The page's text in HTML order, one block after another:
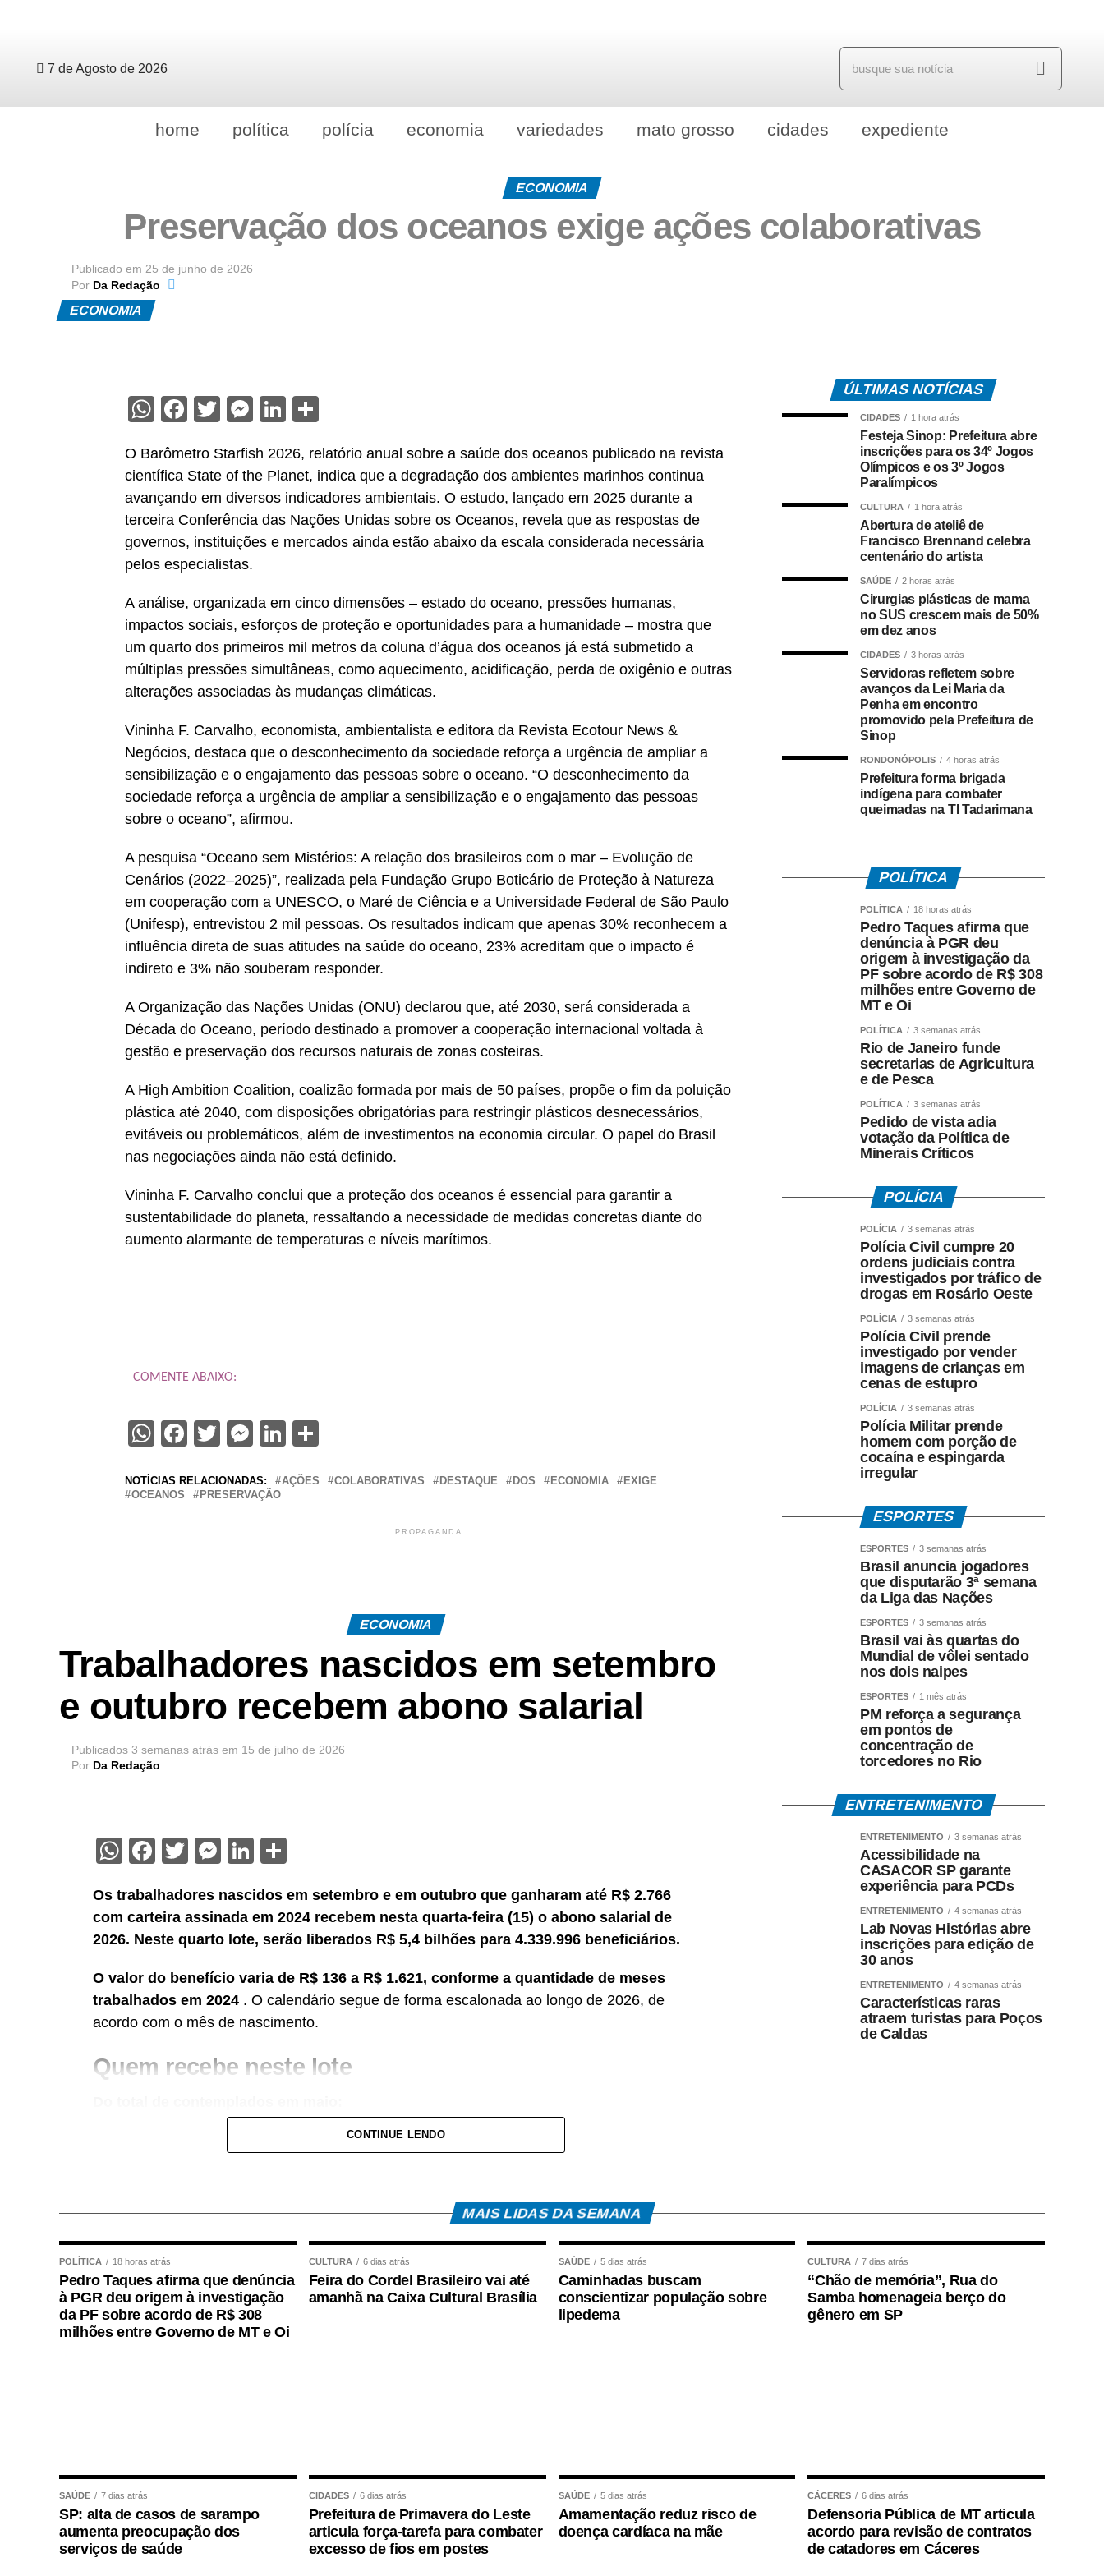
7 de Agosto de 2026
home política polícia economia variedades mato grosso cidades expediente
ECONOMIA
Preservação dos oceanos exige ações colaborativas
Publicado em 25 de junho de 2026
Por Da Redação
ECONOMIA
WhatsApp
Facebook
Twitter
Messenger
LinkedIn
O Barômetro Starfish 2026, relatório anual sobre a saúde dos oceanos publicado na revista
científica State of the Planet, indica que a degradação dos ambientes marinhos continua
avançando em diversos indicadores ambientais. O estudo, lançado em 2025 durante a
terceira Conferência das Nações Unidas sobre os Oceanos, revela que as respostas de
governos, instituições e mercados ainda estão abaixo da escala considerada necessária
pelos especialistas.
A análise, organizada em cinco dimensões – estado do oceano, pressões humanas,
impactos sociais, esforços de proteção e oportunidades para a humanidade – mostra que
um quarto dos primeiros mil metros da coluna d’água dos oceanos já está submetido a
múltiplas pressões simultâneas, como aquecimento, acidificação, perda de oxigênio e outras
alterações associadas às mudanças climáticas.
Vininha F. Carvalho, economista, ambientalista e editora da Revista Ecotour News &
Negócios, destaca que o desconhecimento da sociedade reforça a urgência de ampliar a
sensibilização e o engajamento das pessoas sobre o oceano. “O desconhecimento da
sociedade reforça a urgência de ampliar a sensibilização e o engajamento das pessoas
sobre o oceano”, afirmou.
A pesquisa “Oceano sem Mistérios: A relação dos brasileiros com o mar – Evolução de
Cenários (2022–2025)”, realizada pela Fundação Grupo Boticário de Proteção à Natureza
em cooperação com a UNESCO, o Maré de Ciência e a Universidade Federal de São Paulo
(Unifesp), entrevistou 2 mil pessoas. Os resultados indicam que apenas 30% reconhecem a
influência direta de suas atitudes na saúde do oceano, 23% acreditam que o impacto é
indireto e 3% não souberam responder.
A Organização das Nações Unidas (ONU) declarou que, até 2030, será considerada a
Década do Oceano, período destinado a promover a cooperação internacional voltada à
gestão e preservação dos recursos naturais de zonas costeiras.
A High Ambition Coalition, coalizão formada por mais de 50 países, propõe o fim da poluição
plástica até 2040, com disposições obrigatórias para restringir plásticos desnecessários,
evitáveis ou problemáticos, além de investimentos na economia circular. O papel do Brasil
nas negociações ainda não está definido.
Vininha F. Carvalho conclui que a proteção dos oceanos é essencial para garantir a
sustentabilidade do planeta, ressaltando a necessidade de medidas concretas diante do
aumento alarmante de temperaturas e níveis marítimos.
COMENTE ABAIXO:
WhatsApp
Facebook
Twitter
Messenger
LinkedIn
NOTÍCIAS RELACIONADAS: AÇÕES COLABORATIVAS DESTAQUE DOS ECONOMIA
EXIGE
OCEANOS
PRESERVAÇÃO
PROPAGANDA
ECONOMIA
Trabalhadores nascidos em setembro
e outubro recebem abono salarial
Publicados 3 semanas atrás em 15 de julho de 2026
Por Da Redação
WhatsApp
Facebook
Twitter
Messenger
LinkedIn
Os trabalhadores nascidos em setembro e em outubro que ganharam até R$ 2.766
com carteira assinada em 2024 recebem nesta quarta-feira (15) o abono salarial de
2026. Neste quarto lote, serão liberados R$ 5,4 bilhões para 4.339.996 beneficiários.
O valor do benefício varia de R$ 136 a R$ 1.621, conforme a quantidade de meses
trabalhados em 2024 . O calendário segue de forma escalonada ao longo de 2026, de
acordo com o mês de nascimento.
Quem recebe neste lote
• 3.840.487 são trabalhadores da iniciativa privada, inscritos no Programa de Integração
• 499.509 são servidores públicos, inscritos no Programa de Formação do Patrimônio do
Servidor Público (Pasep), pagos pelo Banco do Brasil, com total de cerca de R$ 600
milhões.
Quem tem direito ao Abono Salarial
Tem direito ao benefício o trabalhador que:
• Teve os dados corretamente informados pelo empregador no e-Social.
Instituído pela Lei nº 7.998/90, o abono salarial pode chegar até a um salário mínimo,
proporcional ao período trabalhado. Os recursos vêm do Fundo de Amparo ao
CONTINUE LENDO
ÚLTIMAS NOTÍCIAS
CIDADES 1 hora atrás
Festeja Sinop: Prefeitura abre
inscrições para os 34º Jogos
Olímpicos e os 3º Jogos
Paralímpicos
CULTURA 1 hora atrás
Abertura de ateliê de
Francisco Brennand celebra
centenário do artista
SAÚDE 2 horas atrás
Cirurgias plásticas de mama
no SUS crescem mais de 50%
em dez anos
CIDADES 3 horas atrás
Servidoras refletem sobre
avanços da Lei Maria da
Penha em encontro
promovido pela Prefeitura de
Sinop
RONDONÓPOLIS 4 horas atrás
Prefeitura forma brigada
indígena para combater
queimadas na TI Tadarimana
POLÍTICA
POLÍTICA 18 horas atrás
Pedro Taques afirma que
denúncia à PGR deu
origem à investigação da
PF sobre acordo de R$ 308
milhões entre Governo de
MT e Oi
POLÍTICA 3 semanas atrás
Rio de Janeiro funde
secretarias de Agricultura
e de Pesca
POLÍTICA 3 semanas atrás
Pedido de vista adia
votação da Política de
Minerais Críticos
POLÍCIA
POLÍCIA 3 semanas atrás
Polícia Civil cumpre 20
ordens judiciais contra
investigados por tráfico de
drogas em Rosário Oeste
POLÍCIA 3 semanas atrás
Polícia Civil prende
investigado por vender
imagens de crianças em
cenas de estupro
POLÍCIA 3 semanas atrás
Polícia Militar prende
homem com porção de
cocaína e espingarda
irregular
ESPORTES
ESPORTES 3 semanas atrás
Brasil anuncia jogadores
que disputarão 3ª semana
da Liga das Nações
ESPORTES 3 semanas atrás
Brasil vai às quartas do
Mundial de vôlei sentado
nos dois naipes
ESPORTES 1 mês atrás
PM reforça a segurança
em pontos de
concentração de
torcedores no Rio
ENTRETENIMENTO
ENTRETENIMENTO 3 semanas atrás
Acessibilidade na
CASACOR SP garante
experiência para PCDs
ENTRETENIMENTO 4 semanas atrás
Lab Novas Histórias abre
inscrições para edição de
30 anos
ENTRETENIMENTO 4 semanas atrás
Características raras
atraem turistas para Poços
de Caldas
MAIS LIDAS DA SEMANA
POLÍTICA 18 horas atrás
Pedro Taques afirma que denúncia
à PGR deu origem à investigação
da PF sobre acordo de R$ 308
milhões entre Governo de MT e Oi
CULTURA 6 dias atrás
Feira do Cordel Brasileiro vai até
amanhã na Caixa Cultural Brasília
SAÚDE 5 dias atrás
Caminhadas buscam
conscientizar população sobre
lipedema
CULTURA 7 dias atrás
“Chão de memória”, Rua do
Samba homenageia berço do
gênero em SP
SAÚDE 7 dias atrás
SP: alta de casos de sarampo
aumenta preocupação dos
serviços de saúde
CIDADES 6 dias atrás
Prefeitura de Primavera do Leste
articula força-tarefa para combater
excesso de fios em postes
SAÚDE 5 dias atrás
Amamentação reduz risco de
doença cardíaca na mãe
CÁCERES 6 dias atrás
Defensoria Pública de MT articula
acordo para revisão de contratos
de catadores em Cáceres